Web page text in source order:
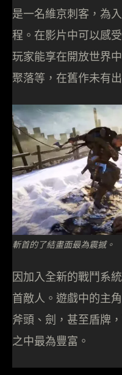
是一名維京刺客，為
程。在影片中可以感
玩家能享在開放世界
聚落等，在舊作未有
斬首的了結畫面最為震撼。
因加入全新的戰鬥系
首敵人。遊戲中的主
斧頭、劍，甚至盾牌
之中最為豐富。